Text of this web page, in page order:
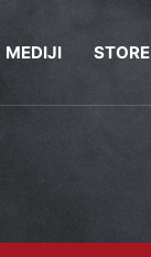
MEDIJI STORE